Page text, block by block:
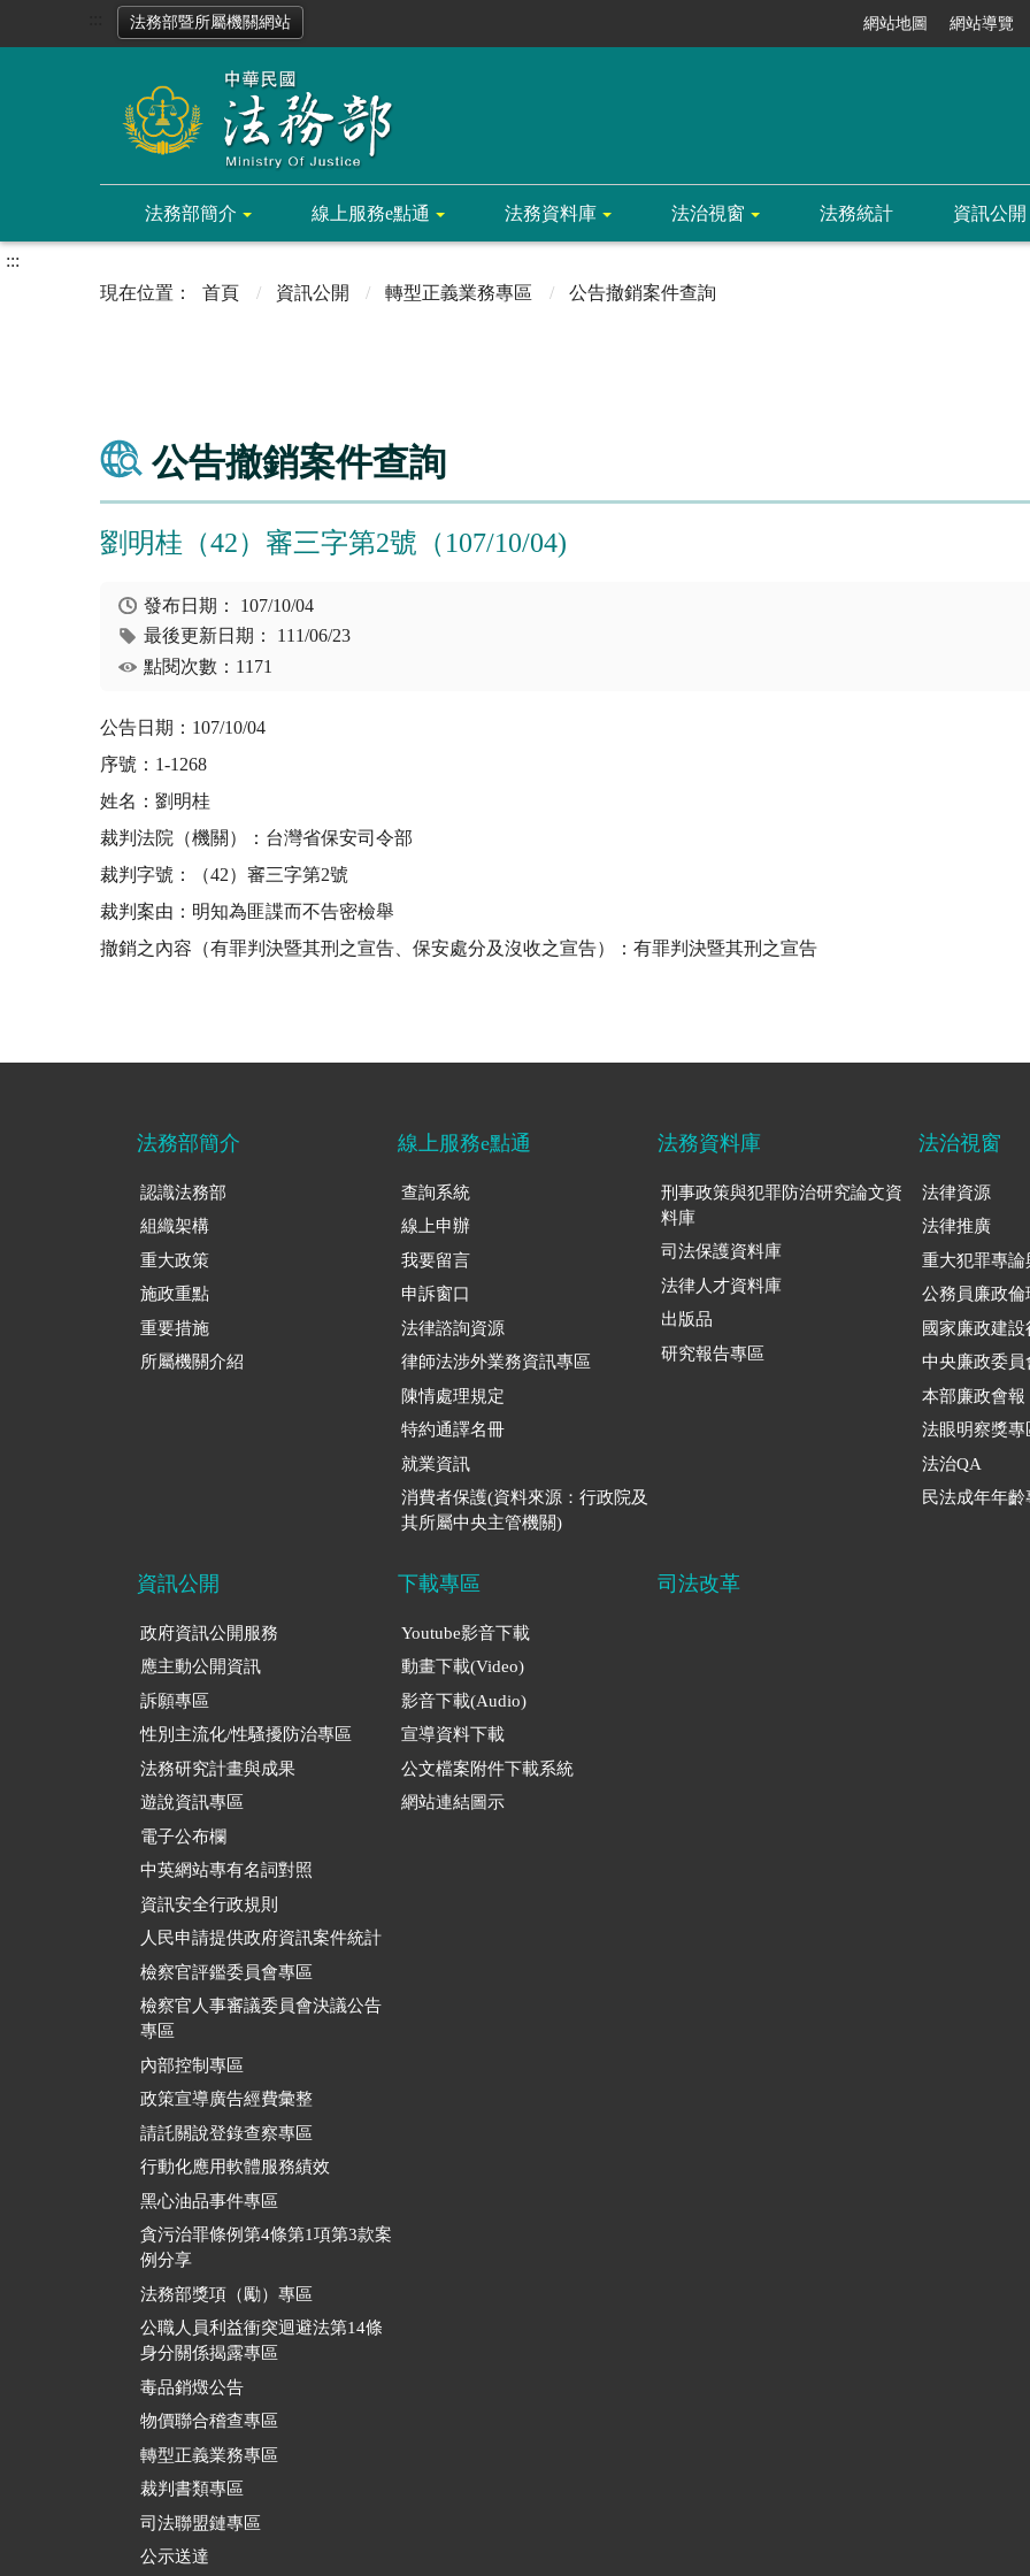
法務部暨所屬機關網站 網站地圖 網站導覽
法務部簡介 線上服務e點通 法務資料庫 法治視窗 法務統計 資訊公開
:::
首頁
資訊公開 轉型正義業務專區 公告撤銷案件查詢
公告撤銷案件查詢
劉明桂（42）審三字第2號（107/10/04)
發布日期： 107/10/04
最後更新日期： 111/06/23
點閱次數：1171
公告日期：107/10/04
序號：1-1268
姓名：劉明桂
裁判法院（機關）：台灣省保安司令部
裁判字號：（42）審三字第2號
裁判案由：明知為匪諜而不告密檢舉
撤銷之內容（有罪判決暨其刑之宣告、保安處分及沒收之宣告）：有罪判決暨其刑之宣告
法務部簡介
認識法務部
組織架構
重大政策
施政重點
重要措施
所屬機關介紹
線上服務e點通
查詢系統
線上申辦
我要留言
申訴窗口
法律諮詢資源
律師法涉外業務資訊專區
陳情處理規定
特約通譯名冊
就業資訊
消費者保護(資料來源：行政院及
其所屬中央主管機關)
法務資料庫
刑事政策與犯罪防治研究論文資
料庫
司法保護資料庫
法律人才資料庫
出版品
研究報告專區
法治視窗
法律資源
法律推廣
重大犯罪專論
公務員廉政倫
國家廉政建
中央廉政委員
本部廉政會報
法眼明察獎專
法治QA
民法成年年齡
資訊公開
政府資訊公開服務
應主動公開資訊
訴願專區
性別主流化/性騷擾防治專區
法務研究計畫與成果
遊說資訊專區
電子公布欄
中英網站專有名詞對照
資訊安全行政規則
人民申請提供政府資訊案件統計
檢察官評鑑委員會專區
檢察官人事審議委員會決議公告
專區
內部控制專區
政策宣導廣告經費彙整
請託關說登錄查察專區
行動化應用軟體服務績效
黑心油品事件專區
貪污治罪條例第4條第1項第3款案
例分享
法務部獎項（勵）專區
公職人員利益衝突迴避法第14條
身分關係揭露專區
毒品銷燬公告
物價聯合稽查專區
轉型正義業務專區
裁判書類專區
司法聯盟鏈專區
公示送達
下載專區
Youtube影音下載
動畫下載(Video)
影音下載(Audio)
宣導資料下載
公文檔案附件下載系統
網站連結圖示
司法改革